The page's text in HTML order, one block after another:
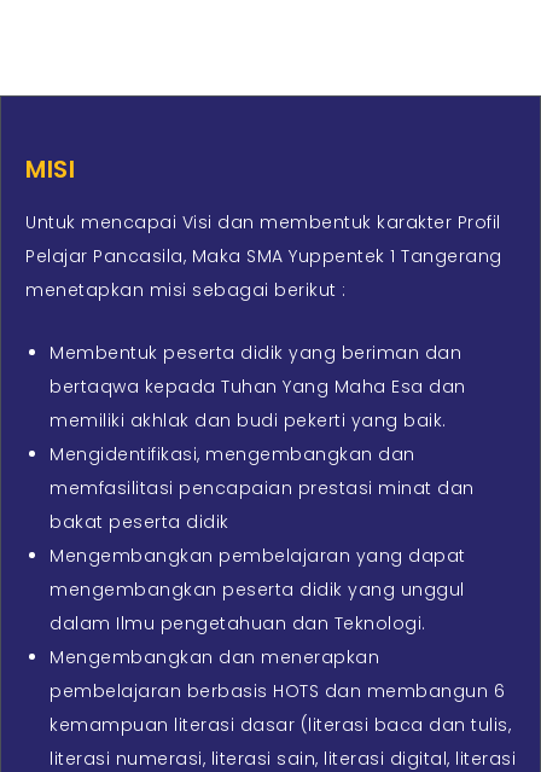
MISI
Untuk mencapai Visi dan membentuk karakter Profil
Pelajar Pancasila, Maka SMA Yuppentek 1 Tangerang
menetapkan misi sebagai berikut :
Membentuk peserta didik yang beriman dan
bertaqwa kepada Tuhan Yang Maha Esa dan
memiliki akhlak dan budi pekerti yang baik.
Mengidentifikasi, mengembangkan dan
memfasilitasi pencapaian prestasi minat dan
bakat peserta didik
Mengembangkan pembelajaran yang dapat
mengembangkan peserta didik yang unggul
dalam Ilmu pengetahuan dan Teknologi.
Mengembangkan dan menerapkan
pembelajaran berbasis HOTS dan membangun 6
kemampuan literasi dasar (literasi baca dan tulis,
literasi numerasi, literasi sain, literasi digital, literasi